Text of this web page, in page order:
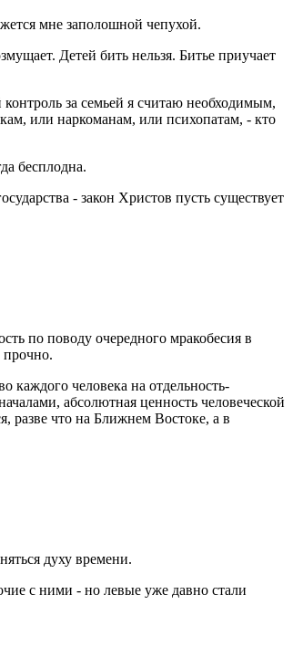
мне заполошной чепухой.
Детей бить нельзя. Битье приучает
за семьей я считаю необходимым,
или наркоманам, или психопатам, - кто
бесплодна.
- закон Христов пусть существует
по поводу очередного мракобесия в
прочно.
каждого человека на отдельность-
абсолютная ценность человеческой
разве что на Ближнем Востоке, а в
духу времени.
с ними - но левые уже давно стали